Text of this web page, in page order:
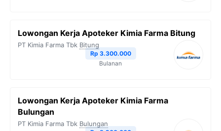
Lowongan Kerja Apoteker Kimia Farma Bitung
PT Kimia Farma Tbk Bitung
Rp 3.300.000
Bulanan
Lowongan Kerja Apoteker Kimia Farma
Bulungan
PT Kimia Farma Tbk Bulungan